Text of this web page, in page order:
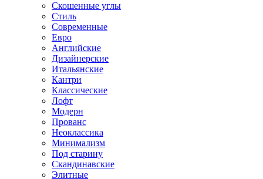
Скошенные углы
Стиль
Современные
Евро
Английские
Дизайнерские
Итальянские
Кантри
Классические
Лофт
Модерн
Прованс
Неоклассика
Минимализм
Под старину
Скандинавские
Элитные